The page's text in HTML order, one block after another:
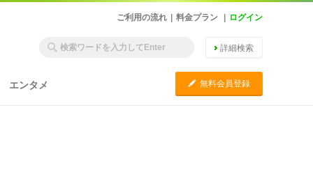
ご利用の流れ 料金プラン ログイン
詳細検索
エンタメ C 無料会員登録